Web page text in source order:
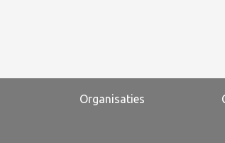
Organisaties